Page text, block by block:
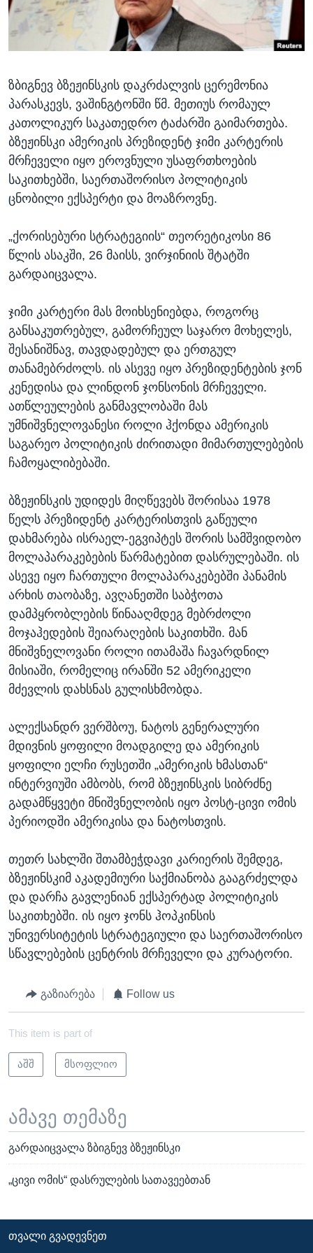
ᲡᲢᲣᲓᲘᲐ ᲕᲐᲨᲘᲜᲒᲢᲝᲜᲘ
ᲔᲙᲝᲜᲝᲛᲘᲙᲐ
ᲯᲐᲜᲛᲠᲗᲔᲚᲝᲑᲐ
ᲘᲜᲢᲔᲠᲕᲘᲣ
ᲙᲣᲚᲢᲣᲠᲐ
ᲒᲐᲚᲘᲚᲔᲝ
ᲓᲔᲖᲘᲜᲤᲝᲠᲛᲐᲪᲘᲐ
Learning English
ენები
ზბიგნევ ბზეჟინსკის დაკრძალვის ცერემონია
პარასკევს, ვაშინგტონში წმ. მეთიუს რომაულ
კათოლიკურ საკათედრო ტაძარში გაიმართება.
ბზეჟინსკი ამერიკის პრეზიდენტ ჯიმი კარტერის
მრჩეველი იყო ეროვნული უსაფრთხოების
საკითხებში, საერთაშორისო პოლიტიკის
ცნობილი ექსპერტი და მოაზროვნე.
„ქორისებური სტრატეგიის“ თეორეტიკოსი 86
წლის ასაკში, 26 მაისს, ვირჯინიის შტატში
გარდაიცვალა.
ჯიმი კარტერი მას მოიხსენიებდა, როგორც
განსაკუთრებულ, გამორჩეულ საჯარო მოხელეს,
შესანიშნავ, თავდადებულ და ერთგულ
თანამებრძოლს. ის ასევე იყო პრეზიდენტების ჯონ
კენედისა და ლინდონ ჯონსონის მრჩეველი.
ათწლეულების განმავლობაში მას
უმნიშვნელოვანესი როლი ჰქონდა ამერიკის
საგარეო პოლიტიკის ძირითადი მიმართულებების
ჩამოყალიბებაში.
ბზეჟინსკის უდიდეს მიღწევებს შორისაა 1978
წელს პრეზიდენტ კარტერისთვის გაწეული
დახმარება ისრაელ-ეგვიპტეს შორის სამშვიდობო
მოლაპარაკებების წარმატებით დასრულებაში. ის
ასევე იყო ჩართული მოლაპარაკებებში პანამის
არხის თაობაზე, ავღანეთში საბჭოთა
დამპყრობლების წინააღმდეგ მებრძოლი
მოჯაჰედების შეიარაღების საკითხში. მან
მნიშვნელოვანი როლი ითამაშა ჩავარდნილ
მისიაში, რომელიც ირანში 52 ამერიკელი
მძევლის დახსნას გულისხმობდა.
ალექსანდრ ვერშბოუ, ნატოს გენერალური
მდივნის ყოფილი მოადგილე და ამერიკის
ყოფილი ელჩი რუსეთში „ამერიკის ხმასთან“
ინტერვიუში ამბობს, რომ ბზეჟინსკის სიბრძნე
გადამწყვეტი მნიშვნელობის იყო პოსტ-ცივი ომის
პერიოდში ამერიკისა და ნატოსთვის.
თეთრ სახლში შთამბეჭდავი კარიერის შემდეგ,
ბზეჟინსკიმ აკადემიური საქმიანობა გააგრძელდა
და დარჩა გავლენიან ექსპერტად პოლიტიკის
საკითხებში. ის იყო ჯონს ჰოპკინსის
უნივერსიტეტის სტრატეგიული და საერთაშორისო
სწავლებების ცენტრის მრჩეველი და კურატორი.
გაზიარება Follow us
This item is part of
აშშ მსოფლიო
ამავე თემაზე
გარდაიცვალა ზბიგნევ ბზეჟინსკი
„ცივი ომის“ დასრულების სათავეებთან
ᲗᲕᲐᲚᲘ ᲒᲕᲐᲓᲔᲕᲜᲔᲗ